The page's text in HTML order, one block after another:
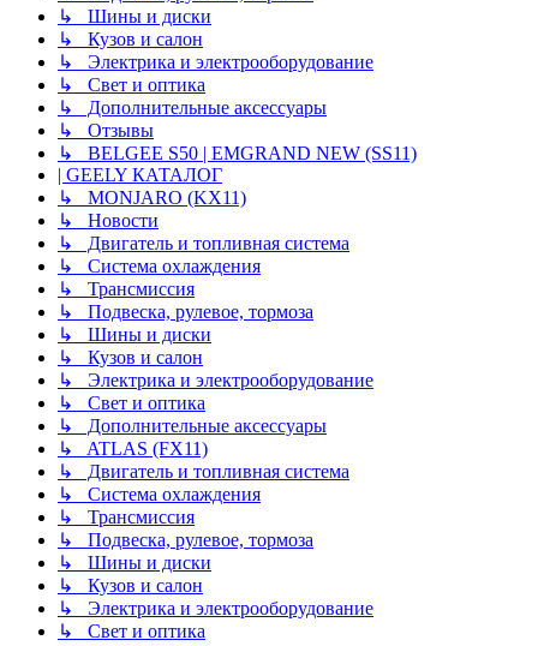
↳ Шины и диски
↳ Кузов и салон
↳ Электрика и электрооборудование
↳ Свет и оптика
↳ Дополнительные аксессуары
↳ Отзывы
↳ BELGEE S50 | EMGRAND NEW (SS11)
| GEELY КАТАЛОГ
↳ MONJARO (KX11)
↳ Новости
↳ Двигатель и топливная система
↳ Система охлаждения
↳ Трансмиссия
↳ Подвеска, рулевое, тормоза
↳ Шины и диски
↳ Кузов и салон
↳ Электрика и электрооборудование
↳ Свет и оптика
↳ Дополнительные аксессуары
↳ ATLAS (FX11)
↳ Двигатель и топливная система
↳ Система охлаждения
↳ Трансмиссия
↳ Подвеска, рулевое, тормоза
↳ Шины и диски
↳ Кузов и салон
↳ Электрика и электрооборудование
↳ Свет и оптика